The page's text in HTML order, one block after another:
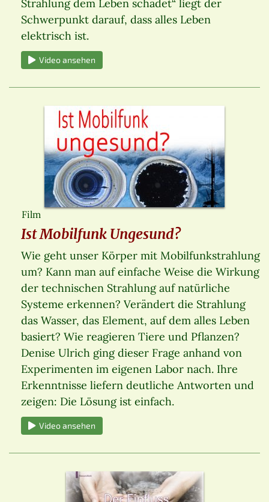
Strahlung dem Leben schadet“ liegt der
Schwerpunkt darauf, dass alles Leben
elektrisch ist.
Video ansehen
Film
Ist Mobilfunk Ungesund?
Wie geht unser Körper mit Mobilfunkstrahlung
um? Kann man auf einfache Weise die Wirkung
der technischen Strahlung auf natürliche
Systeme erkennen? Verändert die Strahlung
das Wasser, das Element, auf dem alles Leben
basiert? Wie reagieren Tiere und Pflanzen?
Denise Ulrich ging dieser Frage anhand von
Experimenten im eigenen Labor nach. Ihre
Erkenntnisse liefern deutliche Antworten und
zeigen: Die Lösung ist einfach.
Video ansehen